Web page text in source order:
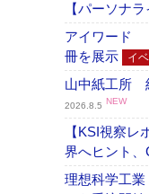
【パーソナ
アイワード
冊を展示
イ
山中紙工所
2026.8.5 NEW
【KSI視察
界へヒント、
理想科学工